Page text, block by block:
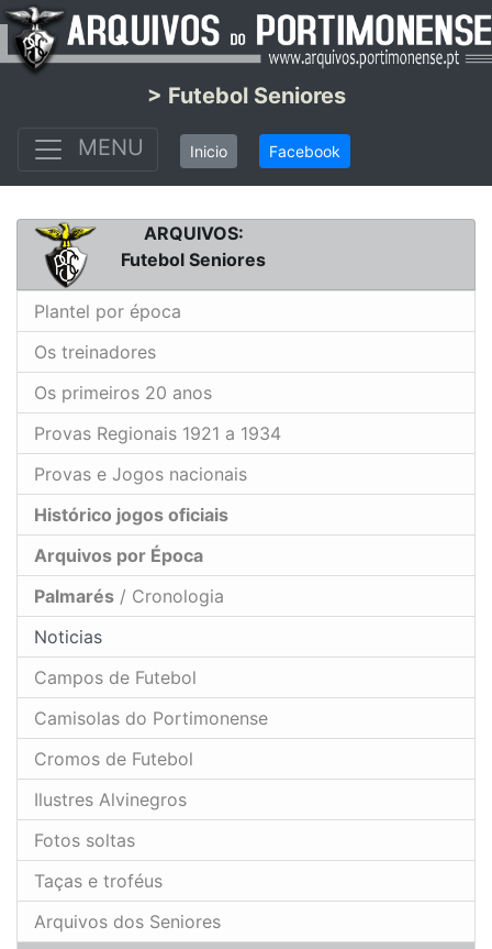
> Futebol Seniores
MENU
Inicio Facebook
ARQUIVOS:
Futebol Seniores
Plantel por época
Os treinadores
Os primeiros 20 anos
Provas Regionais 1921 a 1934
Provas e Jogos nacionais
Histórico jogos oficiais
Arquivos por Época
Palmarés / Cronologia
Noticias
Campos de Futebol
Camisolas do Portimonense
Cromos de Futebol
Ilustres Alvinegros
Fotos soltas
Taças e troféus
Arquivos dos Seniores